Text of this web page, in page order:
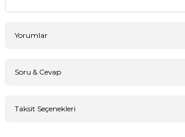
Yorumlar
Soru & Cevap
Taksit Seçenekleri